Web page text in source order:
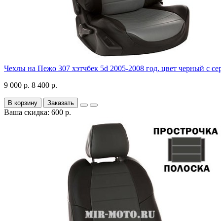
Чехлы на Пежо 307 хэтчбек 5d 2005-2008 год, цвет черный с
9 000 р. 8 400 р.
В корзину Заказать
Ваша скидка: 600 р.